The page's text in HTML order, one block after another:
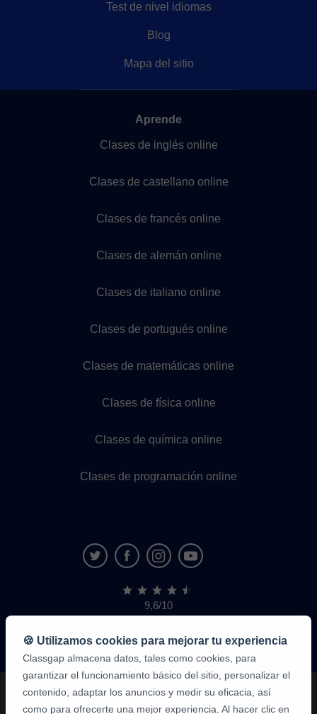
Test de nivel idiomas
Blog
Mapa del sitio
Aprende
Clases de inglés online
Clases de castellano online
Clases de francés online
Clases de alemán online
Clases de italiano online
Clases de portugués online
Clases de matemáticas online
Clases de física online
Clases de química online
Clases de programación online
9,6/10
1.339.284
de
alumnos
🍪 Utilizamos cookies para mejorar tu experiencia
Classgap almacena datos, tales como cookies, para
garantizar el funcionamiento básico del sitio, personalizar el
contenido, adaptar los anuncios y medir su eficacia, así
como para ofrecerte una mejor experiencia. Al hacer clic en